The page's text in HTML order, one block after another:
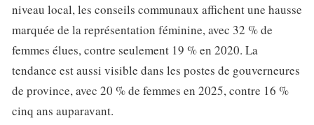
niveau local, les conseils communaux affichent une hausse
marquée de la représentation féminine, avec 32 % de
femmes élues, contre seulement 19 % en 2020. La
tendance est aussi visible dans les postes de gouverneures
de province, avec 20 % de femmes en 2025, contre 16 %
cinq ans auparavant.